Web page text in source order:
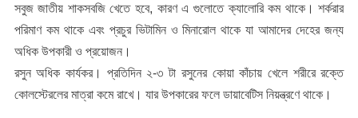
সবুজ জাতীয় শাকসবজি খেতে হবে, কারণ এ গুলোতে ক্যালোরি কম থাকে। শর্করার
পরিমাণ কম থাকে এবং প্রচুর ভিটামিন ও মিনারোল থাকে যা আমাদের দেহের জন্য
অধিক উপকারী ও প্রয়োজন।
রসুন অধিক কার্যকর। প্রতিদিন ২-৩ টা রসুনের কোয়া কাঁচায় খেলে শরীরে রক্তে
কোলস্টেরলের মাত্রা কমে রাখে। যার উপকারের ফলে ডায়াবেটিস নিয়ন্ত্রণে থাকে।